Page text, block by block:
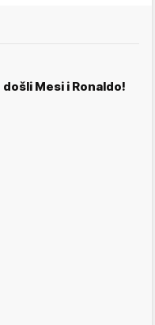
došli Mesi i Ronaldo!